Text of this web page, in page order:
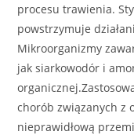
procesu trawienia.
powstrzymuje
Mikroorganizmy
jak siarkowodór i
chorób związanych z
nieprawidłową